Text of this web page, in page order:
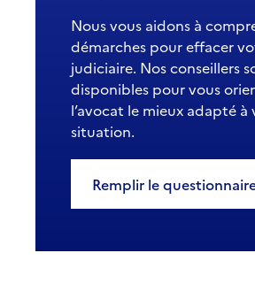
Nous vous aidons à
démarches pour effacer
judiciaire. Nos conseillers
disponibles pour vous
l’avocat le mieux adapté à
situation.
Remplir le